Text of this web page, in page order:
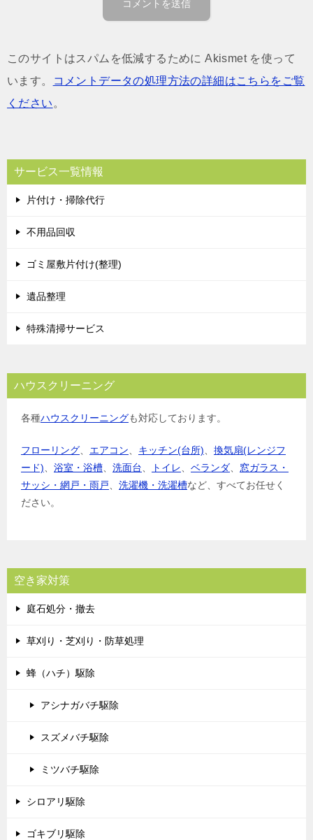
このサイトはスパムを低減するために Akismet を使って
います。
コメントデータの処理方法の詳細はこちらをご覧
ください 。
サービス一覧情報
片付け・掃除代行
不用品回収
ゴミ屋敷片付け(整理)
遺品整理
特殊清掃サービス
ハウスクリーニング
各種ハウスクリーニングも対応しております。
フローリング エアコン キッチン(台所)
換気扇(レンジフ
ード)
浴室・浴槽 洗面台 トイレ ベランダ
窓ガラス・
サッシ・網戸・雨戸
洗濯機・洗濯槽など、すべてお任せく
ださい。
空き家対策
庭石処分・撤去
草刈り・芝刈り・防草処理
蜂（ハチ）駆除
アシナガバチ駆除
スズメバチ駆除
ミツバチ駆除
シロアリ駆除
ゴキブリ駆除